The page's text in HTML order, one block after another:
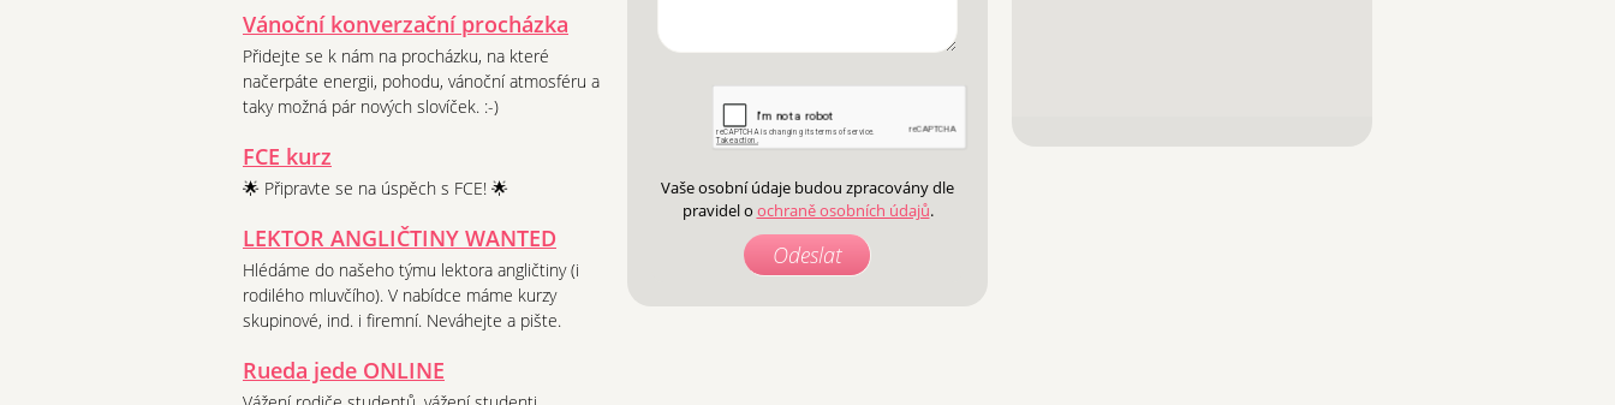
Vánoční konverzační procházka
Přidejte se k nám na procházku, na které
načerpáte energii, pohodu, vánoční atmosféru a
taky možná pár nových slovíček. :-)
FCE kurz
🌟 Připravte se na úspěch s FCE! 🌟
LEKTOR ANGLIČTINY WANTED
Hlédáme do našeho týmu lektora angličtiny (i
rodilého mluvčího). V nabídce máme kurzy
skupinové, ind. i firemní. Neváhejte a pište.
Rueda jede ONLINE
Vaše osobní údaje budou zpracovány dle
pravidel o ochraně osobních údajů.